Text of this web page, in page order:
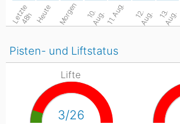
L
e
t
z
t
e
4
8
h Heute Morgen 10
.
A
u
g. 11. Aug. 12
.
A
u
g. 13
.
A
u
g.
Pisten- und Liftstatus
Lifte
3/26